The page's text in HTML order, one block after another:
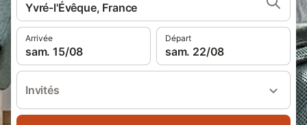
Yvré-l'Évêque, France
Arrivée
sam. 15/08
Départ
sam. 22/08
Invités